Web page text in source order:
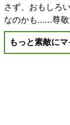
さず、おもしろ
なのかも......尊敬
もっと素敵に